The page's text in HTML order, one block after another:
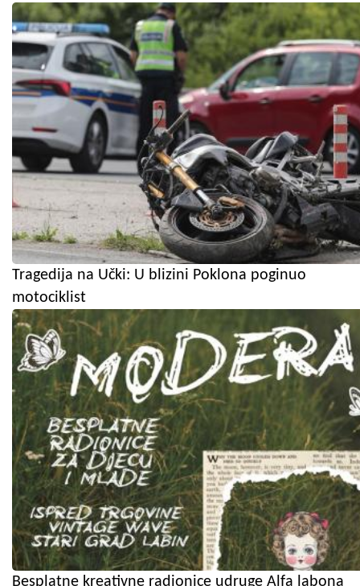
Tragedija na Učki: U blizini Poklona poginuo
motociklist
Besplatne kreativne radionice udruge Alfa labona